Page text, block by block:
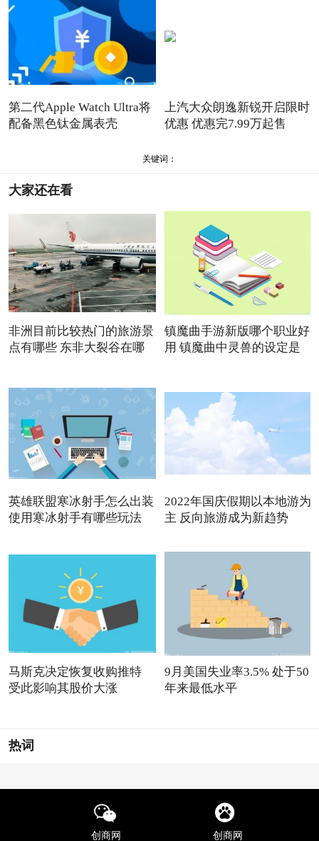
第二代Apple Watch Ultra将
配备黑色钛金属表壳
上汽大众朗逸新锐开启限时
优惠 优惠完7.99万起售
关键词：
大家还在看
非洲目前比较热门的旅游景
点有哪些 东非大裂谷在哪
镇魔曲手游新版哪个职业好
用 镇魔曲中灵兽的设定是
英雄联盟寒冰射手怎么出装
使用寒冰射手有哪些玩法
2022年国庆假期以本地游为
主 反向旅游成为新趋势
马斯克决定恢复收购推特
受此影响其股价大涨
9月美国失业率3.5% 处于50
年来最低水平
热词
创商网 创商网